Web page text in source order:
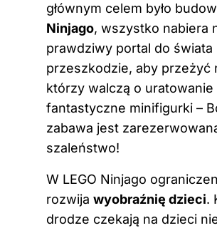
głównym celem było
Ninjago, wszystko nabiera
prawdziwy portal do
przeszkodzie, aby przeżyć
którzy walczą o
fantastyczne minifigurki –
zabawa jest
szaleństwo!
W LEGO Ninjago
rozwija wyobraźnię dzieci.
drodze czekają na dzieci